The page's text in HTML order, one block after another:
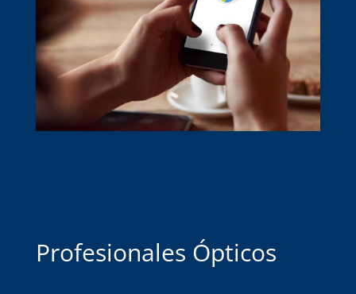
Profesionales Ópticos